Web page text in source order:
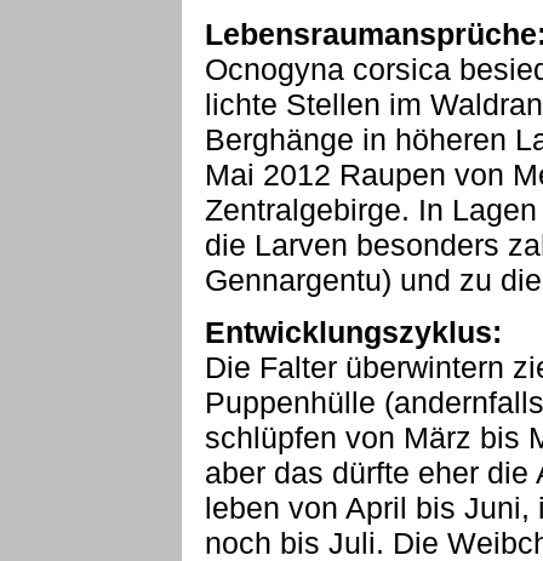
Ocnogyna corsica
lichte Stellen im
Berghänge in höheren
Mai 2012 Raupen von
Zentralgebirge. In
die Larven besonders
Gennargentu) und zu
Entwicklungszyklus:
Die Falter überwintern
Puppenhülle
schlüpfen von März bis
aber das dürfte eher
leben von April bis
noch bis Juli. Die